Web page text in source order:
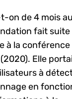
on de 4 mois
fait suite
à la
(2020). Elle
à
en